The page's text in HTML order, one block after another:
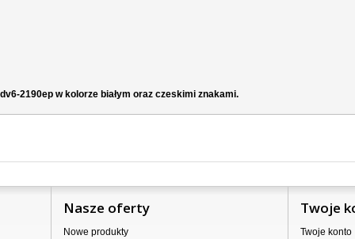
2190ep w kolorze białym oraz czeskimi znakami.
Nasze oferty
Nowe produkty
Twoje
Twoje konto